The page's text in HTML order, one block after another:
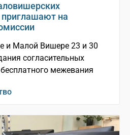
на
и Малой Вишере 23 и 30
согласительных
межевания